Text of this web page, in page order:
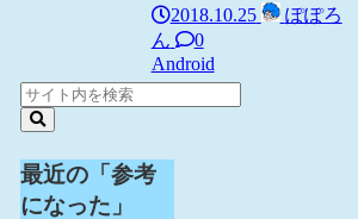
2018.10.25
ぽぽろ
ん
0
Android
最近の「参考
になった」